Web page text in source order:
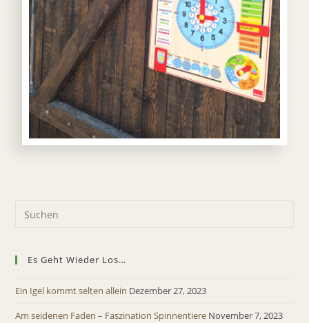
Es Geht Wieder Los…
Ein Igel kommt selten allein Dezember 27, 2023
Am seidenen Faden – Faszination Spinnentiere November 7, 2023